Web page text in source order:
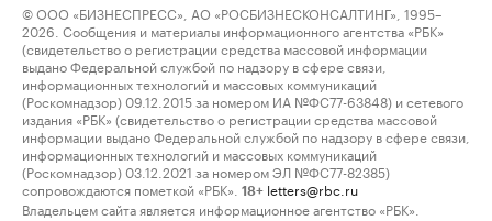
© ООО «БИЗНЕСПРЕСС», АО «РОСБИЗНЕСКОНСАЛТИНГ», 1995–
2026. Сообщения и материалы информационного агентства «РБК»
(свидетельство о регистрации средства массовой информации
выдано Федеральной службой по надзору в сфере связи,
информационных технологий и массовых коммуникаций
(Роскомнадзор) 09.12.2015 за номером ИА №ФС77-63848) и сетевого
издания «РБК» (свидетельство о регистрации средства массовой
информации выдано Федеральной службой по надзору в сфере связи,
информационных технологий и массовых коммуникаций
(Роскомнадзор) 03.12.2021 за номером ЭЛ №ФС77-82385)
сопровождаются пометкой «РБК».
18+ letters@rbc.ru
Владельцем сайта является информационное агентство «РБК».